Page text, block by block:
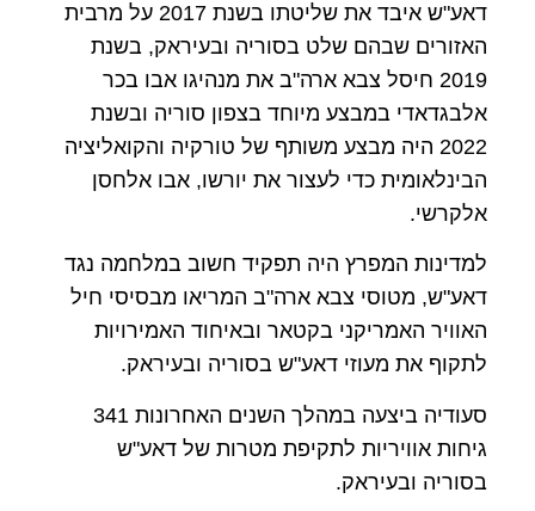
דאע"ש איבד את שליטתו בשנת 2017 על מרבית
האזורים שבהם שלט בסוריה ובעיראק, בשנת
2019 חיסל צבא ארה"ב את מנהיגו אבו בכר
אלבגדאדי במבצע מיוחד בצפון סוריה ובשנת
2022 היה מבצע משותף של טורקיה והקואליציה
הבינלאומית כדי לעצור את יורשו, אבו אלחסן
אלקרשי.
למדינות המפרץ היה תפקיד חשוב במלחמה נגד
דאע"ש, מטוסי צבא ארה"ב המריאו מבסיסי חיל
האוויר האמריקני בקטאר ובאיחוד האמירויות
לתקוף את מעוזי דאע"ש בסוריה ובעיראק.
סעודיה ביצעה במהלך השנים האחרונות 341
גיחות אוויריות לתקיפת מטרות של דאע"ש
בסוריה ובעיראק.